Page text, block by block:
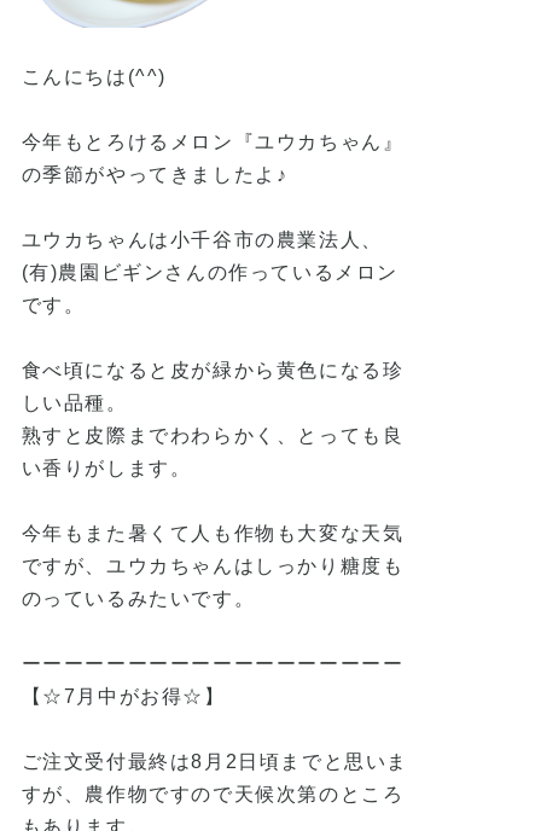
こんにちは(^^)
今年もとろけるメロン『ユウカちゃん』
の季節がやってきましたよ♪
ユウカちゃんは小千谷市の農業法人、
(有)農園ビギンさんの作っているメロン
です。
食べ頃になると皮が緑から黄色になる珍
しい品種。
熟すと皮際までわわらかく、とっても良
い香りがします。
今年もまた暑くて人も作物も大変な天気
ですが、ユウカちゃんはしっかり糖度も
のっているみたいです。
ーーーーーーーーーーーーーーーーーー
【☆7月中がお得☆】
ご注文受付最終は8月2日頃までと思いま
すが、農作物ですので天候次第のところ